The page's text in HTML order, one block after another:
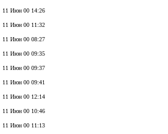
11 Июн 00 14:26
11 Июн 00 11:32
11 Июн 00 08:27
11 Июн 00 09:35
11 Июн 00 09:37
11 Июн 00 09:41
11 Июн 00 12:14
11 Июн 00 10:46
11 Июн 00 11:13